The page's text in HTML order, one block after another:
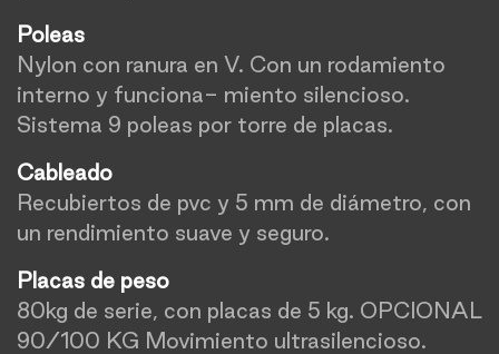
Poleas
Nylon con ranura en V. Con un rodamiento
interno y funciona- miento silencioso.
Sistema 9 poleas por torre de placas.
Cableado
Recubiertos de pvc y 5 mm de diámetro, con
un rendimiento suave y seguro.
Placas de peso
80kg de serie, con placas de 5 kg. OPCIONAL
90/100 KG Movimiento ultrasilencioso.